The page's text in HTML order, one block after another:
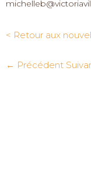
< Retour aux
← Précédent